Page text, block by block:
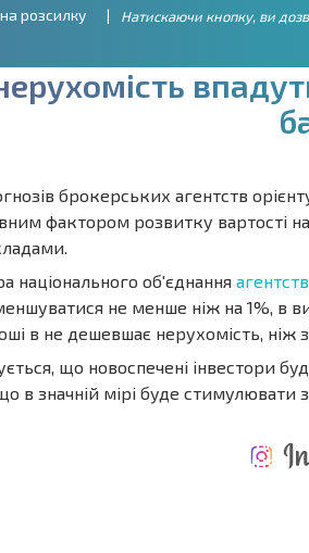
розсилку Натискаючи кнопку, ви
ерухомість впадут
б
брокерських агентств
фактором розвитку вартості
національного об'єднання
не менше ніж на 1%, в
в не дешевшає нерухомість, ніж
що новоспечені інвестори
в значній мірі буде стимулювати
ВИТРАТИ НА
УТРИМАННЯ